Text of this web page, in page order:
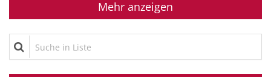
Mehr anzeigen
Suche in Liste